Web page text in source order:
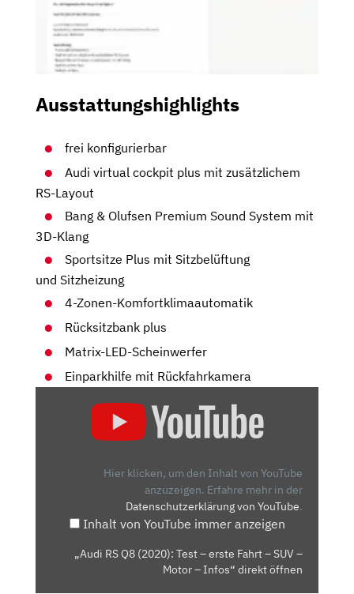
Ausstattungshighlights
frei konfigurierbar
Audi virtual cockpit plus mit zusätzlichem
RS-Layout
Bang & Olufsen Premium Sound System mit
3D-Klang
Sportsitze Plus mit Sitzbelüftung
und Sitzheizung
4-Zonen-Komfortklimaautomatik
Rücksitzbank plus
Matrix-LED-Scheinwerfer
Einparkhilfe mit Rückfahrkamera
FAHRT
Hier klicken, um den Inhalt von YouTube
anzuzeigen. Erfahre mehr in der
Datenschutzerklärung von YouTube.
Inhalt von YouTube immer anzeigen
„Audi RS Q8 (2020): Test – erste Fahrt – SUV –
Motor – Infos“ direkt öffnen